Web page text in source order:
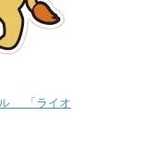
ル 「ライオ